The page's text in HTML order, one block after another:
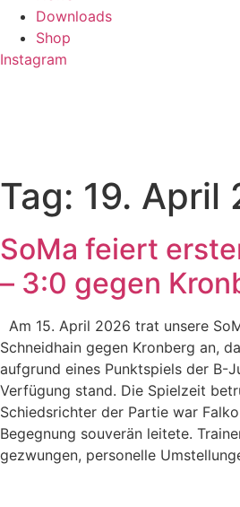
Downloads
Shop
Instagram
Tag: 19. April
SoMa feiert
– 3:0 gegen
Am 15. April 2026 trat unsere
Schneidhain gegen Kronberg an,
aufgrund eines Punktspiels der B-
Verfügung stand. Die Spielzeit
Schiedsrichter der Partie war
Begegnung souverän leitete.
gezwungen, personelle